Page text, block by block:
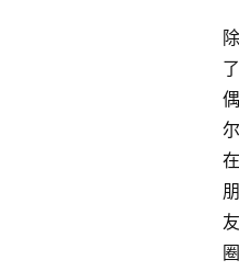
除
了
偶
尔
在
朋
友
圈